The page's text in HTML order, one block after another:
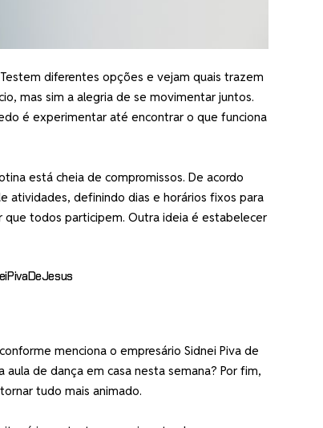
diferentes opções e vejam quais trazem
mas sim a alegria de se movimentar juntos.
é experimentar até encontrar o que funciona
está cheia de compromissos. De acordo
atividades, definindo dias e horários fixos para
que todos participem. Outra ideia é estabelecer
menciona o empresário Sidnei Piva de
de dança em casa nesta semana? Por fim,
tudo mais animado.